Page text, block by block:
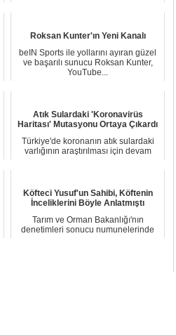
Roksan Kunter'ın Yeni Kanalı
beIN Sports ile yollarını ayıran güzel
ve başarılı sunucu Roksan Kunter,
YouTube...
Atık Sulardaki 'Koronavirüs
Haritası' Mutasyonu Ortaya Çıkardı
Türkiye'de koronanın atık sulardaki
varlığının araştırılması için devam
Köfteci Yusuf'un Sahibi, Köftenin
İnceliklerini Böyle Anlatmıştı
Tarım ve Orman Bakanlığı'nın
denetimleri sonucu numunelerinde